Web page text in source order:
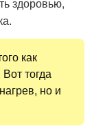
как
тогда
но и